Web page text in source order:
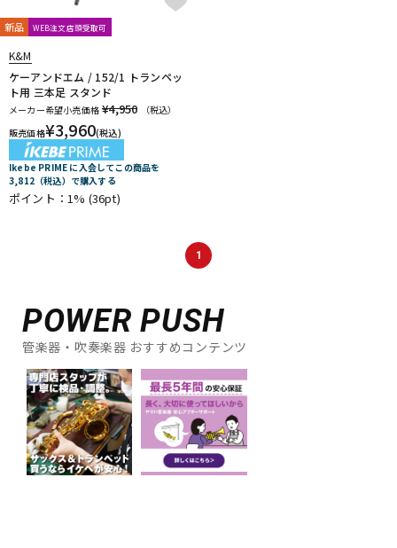
新品 WEB注文店頭受取可
K&M
ケーアンドエム / 152/1 トランペッ
ト用 三本足 スタンド
メーカー希望小売価格 ¥4,950
（税込）
販売価格¥3,960(税込)
Ikebe PRIME に入会してこの商品を
3,812（税込）で購入する
ポイント：1% (36pt)
1
POWER PUSH
管楽器・吹奏楽器 おすすめコンテンツ